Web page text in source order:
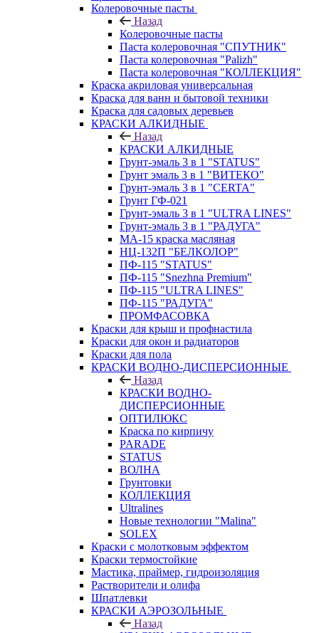
Колеровочные пасты
Назад
Колеровочные пасты
Паста колеровочная "СПУТНИК"
Паста колеровочная "Palizh"
Паста колеровочная "КОЛЛЕКЦИЯ"
Краска акриловая универсальная
Краска для ванн и бытовой техники
Краска для садовых деревьев
КРАСКИ АЛКИДНЫЕ
Назад
КРАСКИ АЛКИДНЫЕ
Грунт-эмаль 3 в 1 "STATUS"
Грунт эмаль 3 в 1 "ВИТЕКО"
Грунт-эмаль 3 в 1 "CERTA"
Грунт ГФ-021
Грунт-эмаль 3 в 1 "ULTRA LINES"
Грунт-эмаль 3 в 1 "РАДУГА"
МА-15 краска масляная
НЦ-132П "БЕЛКОЛОР"
ПФ-115 "STATUS"
ПФ-115 "Snezhna Premium"
ПФ-115 "ULTRA LINES"
ПФ-115 "РАДУГА"
ПРОМФАСОВКА
Краски для крыш и профнастила
Краски для окон и радиаторов
Краски для пола
КРАСКИ ВОДНО-ДИСПЕРСИОННЫЕ
Назад
КРАСКИ ВОДНО-
ДИСПЕРСИОННЫЕ
ОПТИЛЮКС
Краска по кирпичу
PARADE
STATUS
ВОЛНА
Грунтовки
КОЛЛЕКЦИЯ
Ultralines
Новые технологии "Malina"
SOLEX
Краски с молотковым эффектом
Краски термостойкие
Мастика, праймер, гидроизоляция
Растворители и олифа
Шпатлевки
КРАСКИ АЭРОЗОЛЬНЫЕ
Назад